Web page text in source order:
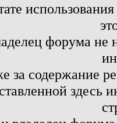
форума не
за содержание
здесь